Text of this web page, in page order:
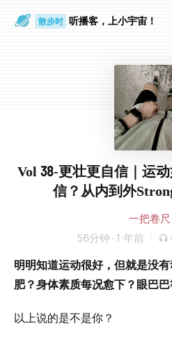
通勤路上 听播客，上小宇宙！
Vol 38-更壮更自信｜运
信？从内到外
一把卷尺
56分钟 · 1 年前
明明知道运动很好，但就是没
肥？身体素质每况愈下？眼巴
以上说的是不是你？